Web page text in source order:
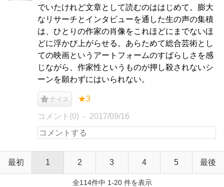
でいたけれど文章として読むのははじめて。膨大
なリサーチとインタビューを通した生の声の集積
は、ひとりの作家の肖像をこれほどにまでないほ
どに浮かび上がらせる。あらためて総合芸術とし
ての映画というアートフォームのすばらしさを感
じながら、作家性というものが押し殺されないシ
ーンを願わずにはいられない。
ナイス ★3
コメント(0) 2017/09/16
最初 1 2 3 4 5 最後
全114件中 1-20 件を表示